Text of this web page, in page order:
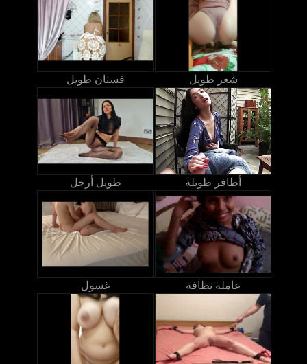
فستان طويل شعر طويل
طويل أرجل أظافر طويلة
غسول عاملة نظافة